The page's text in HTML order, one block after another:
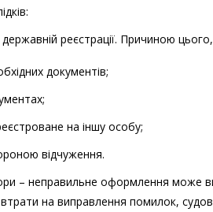
реєстрації. Причиною
документів;
на іншу особу;
відчуження.
– неправильне оформлення може
втрати на виправлення помилок,